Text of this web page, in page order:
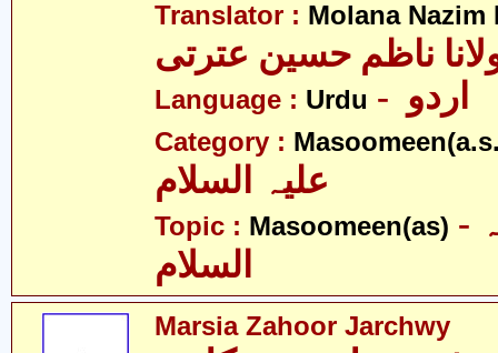
Translator : Molana Nazim
ناظم حسین عترتی
Language : Urdu
Category :
Topic : Masoomeen(as) - معصومین علیہ
السلام
Marsia Zahoor Jarchwy